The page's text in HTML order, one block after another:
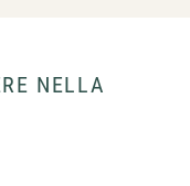
NELLA